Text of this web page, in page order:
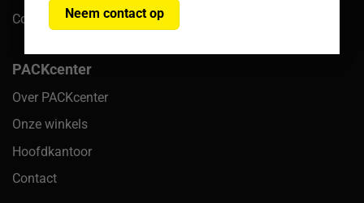
Neem contact op
Cookiebeleid
PACKcenter
Over PACKcenter
Onze winkels
Hoofdkantoor
Contact